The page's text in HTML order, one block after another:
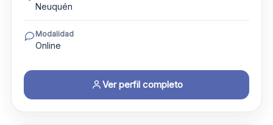
Neuquén
Modalidad
Online
Ver perfil completo